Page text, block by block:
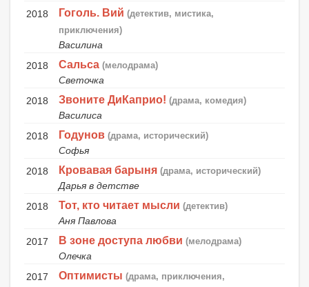
2018
Гоголь. Вий (детектив, мистика,
приключения)
Василина
2018
Сальса (мелодрама)
Светочка
2018
Звоните ДиКаприо! (драма, комедия)
Василиса
2018
Годунов (драма, исторический)
Софья
2018
Кровавая барыня (драма, исторический)
Дарья в детстве
2018
Тот, кто читает мысли (детектив)
Аня Павлова
2017
В зоне доступа любви (мелодрама)
Олечка
2017
Оптимисты (драма, приключения,